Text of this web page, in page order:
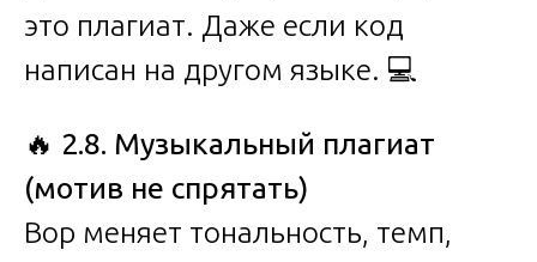
это плагиат. Даже если код
написан на другом языке. 💻
🔥 2.8. Музыкальный плагиат
(мотив не спрятать)
Вор меняет тональность, темп,